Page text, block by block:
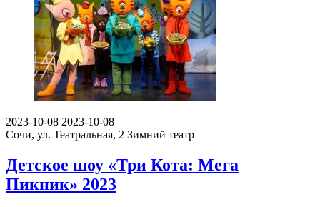
2023-10-08 2023-10-08
Сочи, ул. Театральная, 2 Зимний театр
Детское шоу «Три Кота: Мега
Пикник» 2023